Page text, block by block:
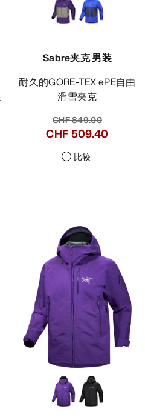
Sabre夹克 男装
耐久的GORE-TEX ePE自由
滑雪夹克
CHF 849.00
CHF 509.40
比较